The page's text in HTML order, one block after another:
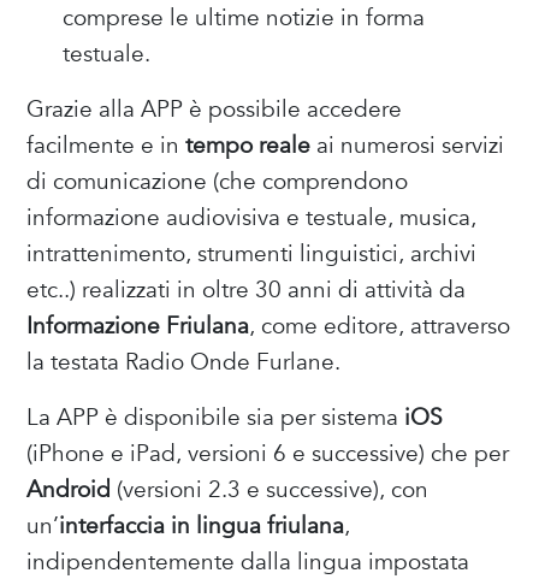
comprese le ultime notizie in forma
testuale.
Grazie alla APP è possibile accedere
facilmente e intempo reale ai numerosi servizi
di comunicazione (che comprendono
informazione audiovisiva e testuale, musica,
intrattenimento, strumenti linguistici, archivi
etc..) realizzati in oltre 30 anni di attività da
Informazione Friulana, come editore, attraverso
la testata Radio Onde Furlane.
La APP è disponibile sia per sistema iOS
(iPhone e iPad, versioni 6 e successive) che per
Android (versioni 2.3 e successive), con
un’interfaccia in lingua friulana,
indipendentemente dalla lingua impostata